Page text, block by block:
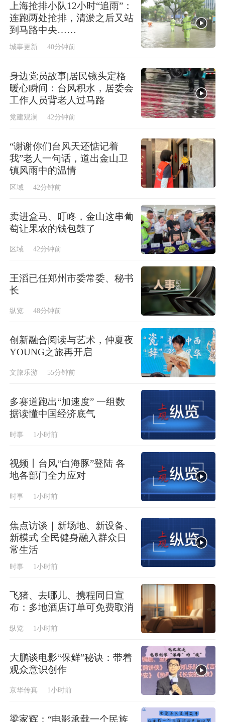
上海抢排小队12小时“追雨”：
连跑两处抢排，清淤之后又站
到马路中央……
城事更新 40分钟前
身边党员故事|居民镜头定格
暖心瞬间：台风积水，居委会
工作人员背老人过马路
党建观澜 42分钟前
“谢谢你们台风天还惦记着
我”老人一句话，道出金山卫
镇风雨中的温情
区域 42分钟前
卖进盒马、叮咚，金山这串葡
萄让果农的钱包鼓了
区域 42分钟前
王滔已任郑州市委常委、秘书
长
纵览 48分钟前
创新融合阅读与艺术，仲夏夜
YOUNG之旅再开启
文旅乐游 55分钟前
多赛道跑出“加速度” 一组数
据读懂中国经济底气
时事 1小时前
视频丨台风“白海豚”登陆 各
地各部门全力应对
时事 1小时前
焦点访谈｜新场地、新设备、
新模式 全民健身融入群众日
常生活
时事 1小时前
飞猪、去哪儿、携程同日宣
布：多地酒店订单可免费取消
纵览 1小时前
大鹏谈电影“保鲜”秘诀：带着
观众意识创作
京华传真 1小时前
梁家辉：“电影承载一个民族